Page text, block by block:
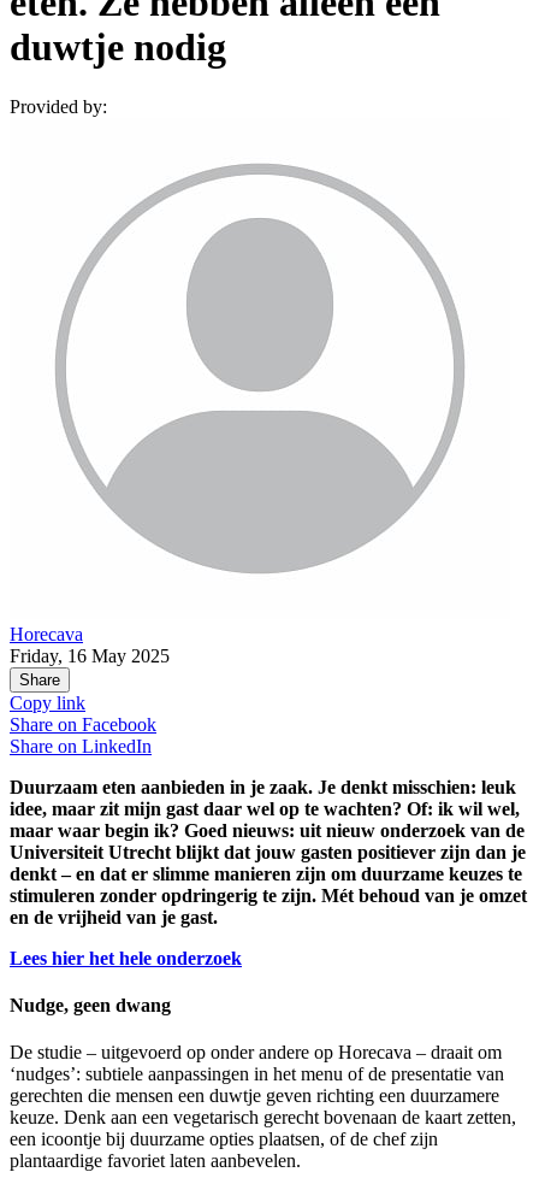
duwtje nodig
Provided by:
Horecava
Friday, 16 May 2025
Share
Copy link
Share on Facebook
Share on LinkedIn
Duurzaam eten aanbieden in je zaak. Je denkt misschien: leuk
idee, maar zit mijn gast daar wel op te wachten? Of: ik wil wel,
maar waar begin ik? Goed nieuws: uit nieuw onderzoek van de
Universiteit Utrecht blijkt dat jouw gasten positiever zijn dan je
denkt – en dat er slimme manieren zijn om duurzame keuzes te
stimuleren zonder opdringerig te zijn. Mét behoud van je omzet
en de vrijheid van je gast.
Lees hier het hele onderzoek
Nudge, geen dwang
De studie – uitgevoerd op onder andere op Horecava – draait om
‘nudges’: subtiele aanpassingen in het menu of de presentatie van
gerechten die mensen een duwtje geven richting een duurzamere
keuze. Denk aan een vegetarisch gerecht bovenaan de kaart zetten,
een icoontje bij duurzame opties plaatsen, of de chef zijn
plantaardige favoriet laten aanbevelen.